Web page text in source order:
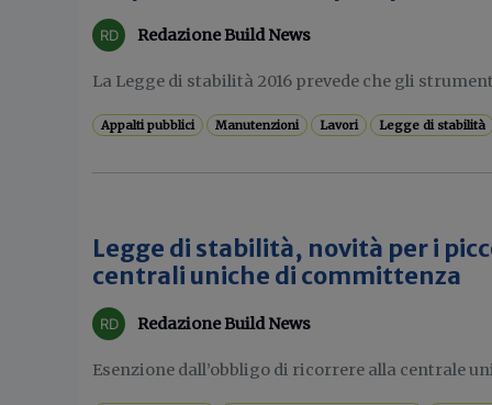
Redazione Build News
La Legge di stabilità 2016 prevede che gli
Appalti pubblici Manutenzioni Lavori Legge di stabilità
Legge di stabilità, novità per i
centrali uniche di committenza
Redazione Build News
Esenzione dall’obbligo di ricorrere alla centrale